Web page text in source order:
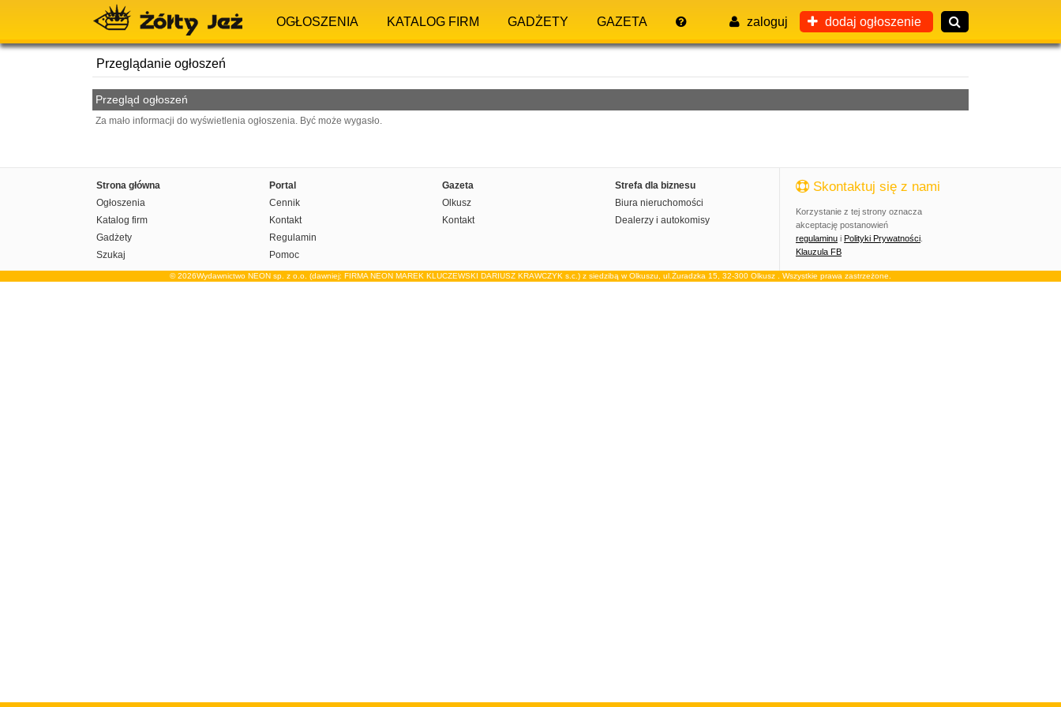
OGŁOSZENIA KATALOG FIRM GADŻETY GAZETA zaloguj dodaj ogłoszenie
Przeglądanie ogłoszeń
Przegląd ogłoszeń
Za mało informacji do wyświetlenia ogłoszenia. Być może wygasło.
Strona główna
Ogłoszenia
Katalog firm
Gadżety
Szukaj
Portal
Cennik
Kontakt
Regulamin
Pomoc
Gazeta
Olkusz
Kontakt
Strefa dla biznesu
Biura nieruchomości
Dealerzy i autokomisy
Skontaktuj się z nami
Korzystanie z tej strony oznacza
akceptację postanowień
regulaminu i Polityki Prywatności
Klauzula FB
© 2026Wydawnictwo NEON sp. z o.o. (dawniej: FIRMA NEON MAREK KLUCZEWSKI DARIUSZ KRAWCZYK s.c.) z siedzibą w Olkuszu, ul.Żuradzka 15, 32-300 Olkusz . Wszystkie prawa zastrzeżone.